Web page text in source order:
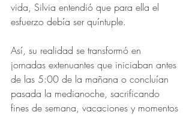
vida, Silvia entendió que para ella el
esfuerzo debía ser quíntuple.
Así, su realidad se transformó en
jornadas extenuantes que iniciaban antes
de las 5:00 de la mañana o concluían
pasada la medianoche, sacrificando
fines de semana, vacaciones y momentos